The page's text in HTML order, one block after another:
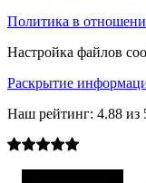
Политика в
Настройка файлов
Раскрытие
Наш рейтинг: 4.88 из